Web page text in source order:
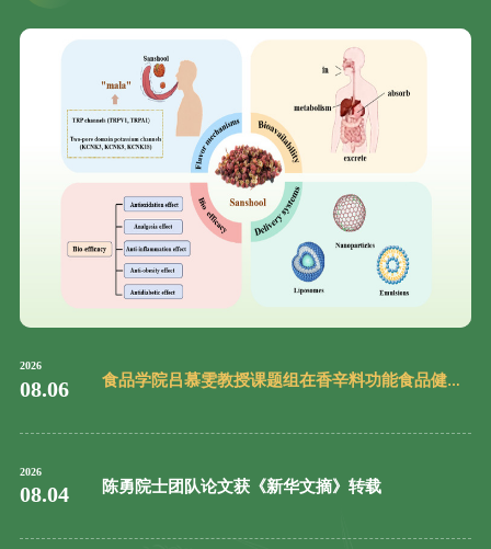
2026
08.06
食品学院吕慕雯教授课题组在香辛料功能食品健康
2026
08.04 陈勇院士团队论文获《新华文摘》转载